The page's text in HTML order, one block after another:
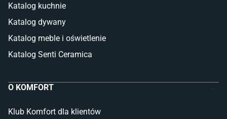
Katalog kuchnie
Katalog dywany
Katalog meble i oświetlenie
Katalog Senti Ceramica
O KOMFORT
Klub Komfort dla klientów